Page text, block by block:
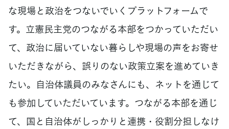
な現場と政治をつないでいくプラットフォームで
す。立憲民主党のつながる本部をつかっていただい
て、政治に届いていない暮らしや現場の声をお寄せ
いただきながら、誤りのない政策立案を進めていき
たい。自治体議員のみなさんにも、ネットを通じて
も参加していただいています。つながる本部を通じ
て、国と自治体がしっかりと連携・役割分担しなけ